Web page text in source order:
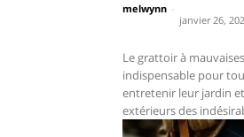
melwynn
janvier 26,
Le grattoir à
indispensable pour
entretenir leur jardin
extérieurs des